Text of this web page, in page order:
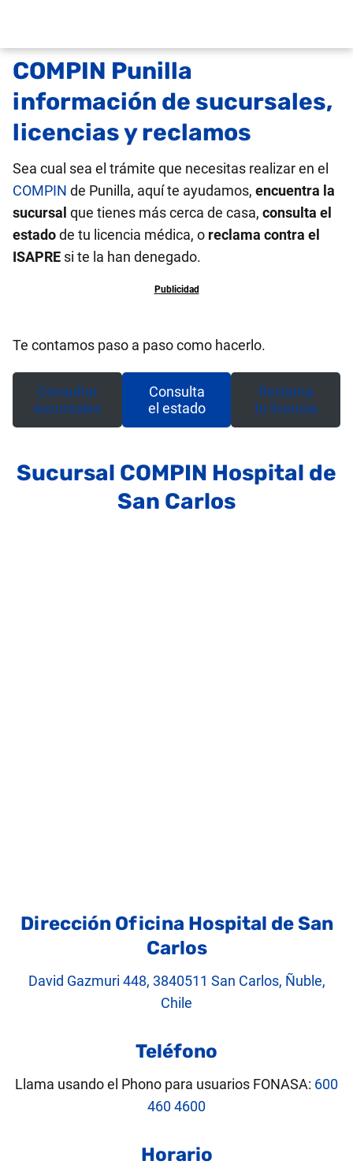
COMPIN Punilla
información de sucursales,
licencias y reclamos
Sea cual sea el trámite que necesitas realizar en el
COMPIN de Punilla, aquí te ayudamos, encuentra la
sucursal que tienes más cerca de casa, consulta el
estadode tu licencia médica, o reclama contra el
ISAPRE si te la han denegado.
Te contamos paso a paso como hacerlo.
Consultar
sucursales
Consulta
el estado
Reclama
tu licencia
Sucursal COMPIN Hospital de
San Carlos
Dirección Oficina Hospital de San
Carlos
David Gazmuri 448, 3840511 San Carlos, Ñuble,
Chile
Teléfono
Llama usando el Phono para usuarios FONASA: 600
460 4600
Horario